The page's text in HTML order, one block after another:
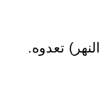
تعدوه.